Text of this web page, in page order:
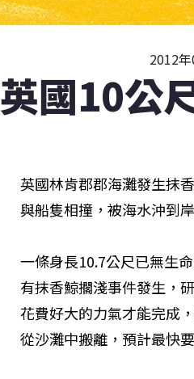
2012
英國10公
英國林肯郡郡海灘發生抹
與船隻相撞，被海水沖到
一條身長10.7公尺已無生
有抹香鯨擱淺事件發生，
花費好大的力氣才能完成
從沙灘中搬離，預計最快